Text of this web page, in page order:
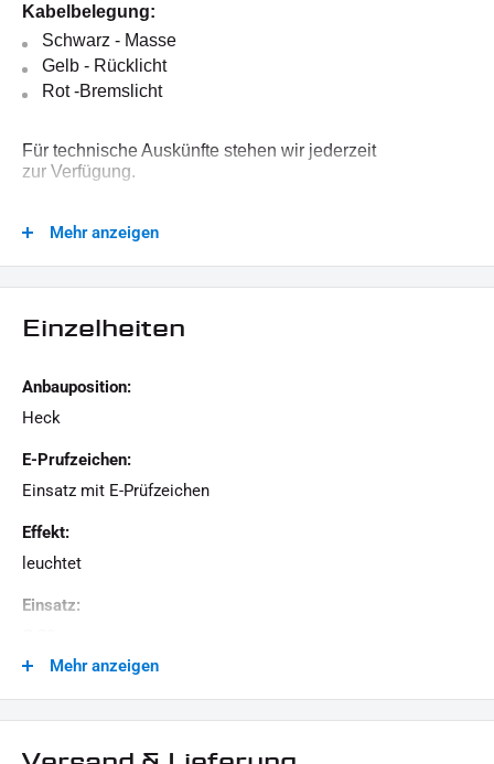
Kabelbelegung:
Schwarz - Masse
Gelb - Rücklicht
Rot -Bremslicht
Für technische Auskünfte stehen wir jederzeit
zur Verfügung.
Lieferumfang:
Mehr anzeigen
Einzelheiten
Anbauposition:
Heck
E-Prufzeichen:
Einsatz mit E-Prüfzeichen
Effekt:
leuchtet
Einsatz:
Leistung:
Mehr anzeigen